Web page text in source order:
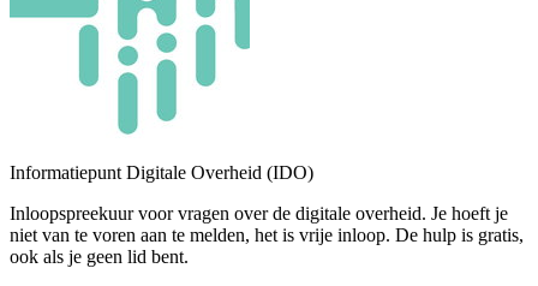
Informatiepunt Digitale Overheid (IDO)
Inloopspreekuur voor vragen over de digitale overheid. Je hoeft je
niet van te voren aan te melden, het is vrije inloop. De hulp is gratis,
ook als je geen lid bent.